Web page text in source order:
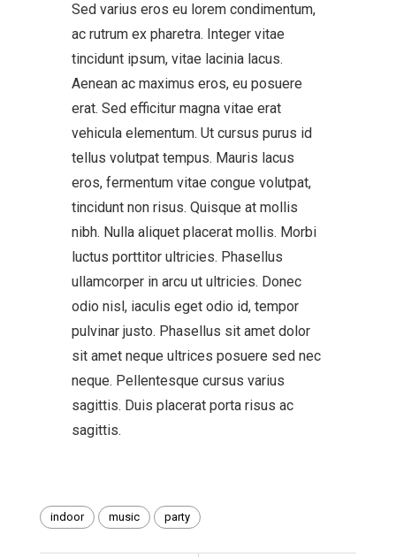
Sed varius eros eu lorem condimentum,
ac rutrum ex pharetra. Integer vitae
tincidunt ipsum, vitae lacinia lacus.
Aenean ac maximus eros, eu posuere
erat. Sed efficitur magna vitae erat
vehicula elementum. Ut cursus purus id
tellus volutpat tempus. Mauris lacus
eros, fermentum vitae congue volutpat,
tincidunt non risus. Quisque at mollis
nibh. Nulla aliquet placerat mollis. Morbi
luctus porttitor ultricies. Phasellus
ullamcorper in arcu ut ultricies. Donec
odio nisl, iaculis eget odio id, tempor
pulvinar justo. Phasellus sit amet dolor
sit amet neque ultrices posuere sed nec
neque. Pellentesque cursus varius
sagittis. Duis placerat porta risus ac
sagittis.
indoor music party